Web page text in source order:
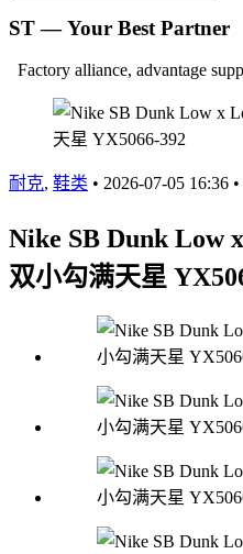
ST — Your Best Partner
Factory alliance, advantage
耐克, 鞋类 • 2026-07-05 16:36 •
Nike SB Dunk Low
双小勾满天星